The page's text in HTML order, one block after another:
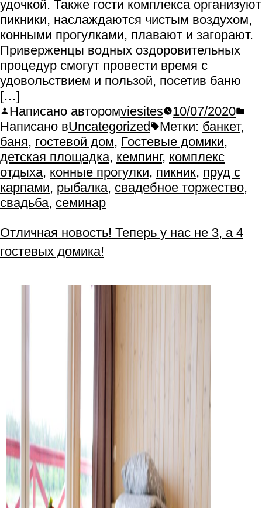
удочкой. Также гости комплекса организуют
пикники, наслаждаются чистым воздухом,
конными прогулками, плавают и загорают.
Приверженцы водных оздоровительных
процедур смогут провести время с
удовольствием и пользой, посетив баню
[…]
Написано авторомviesites
10/07/2020
Написано вUncategorized Метки: банкет,
баня, гостевой дом, Гостевые домики,
детская площадка, кемпинг, комплекс
отдыха, конные прогулки, пикник, пруд с
карпами, рыбалка, свадебное торжество,
свадьба, семинар
Отличная новость! Теперь у нас не 3, а 4
гостевых домика!